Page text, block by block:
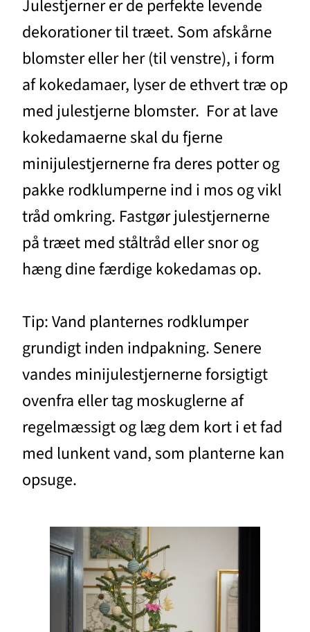
Julestjerner er de perfekte levende
dekorationer til træet. Som afskårne
blomster eller her (til venstre), i form
af kokedamaer, lyser de ethvert træ op
med julestjerne blomster. For at lave
kokedamaerne skal du fjerne
minijulestjernerne fra deres potter og
pakke rodklumperne ind i mos og vikl
tråd omkring. Fastgør julestjernerne
på træet med ståltråd eller snor og
hæng dine færdige kokedamas op.
Tip: Vand planternes rodklumper
grundigt inden indpakning. Senere
vandes minijulestjernerne forsigtigt
ovenfra eller tag moskuglerne af
regelmæssigt og læg dem kort i et fad
med lunkent vand, som planterne kan
opsuge.